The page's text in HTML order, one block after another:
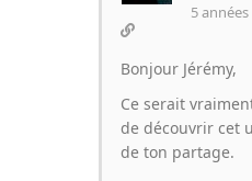
5 années
Bonjour Jérémy,
Ce serait
de découvrir cet
de ton partage.